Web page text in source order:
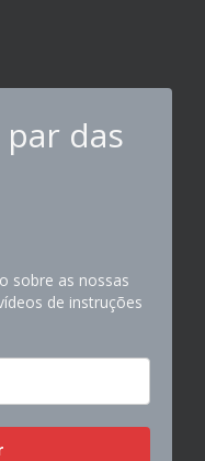
das
sobre as nossas
de instruções